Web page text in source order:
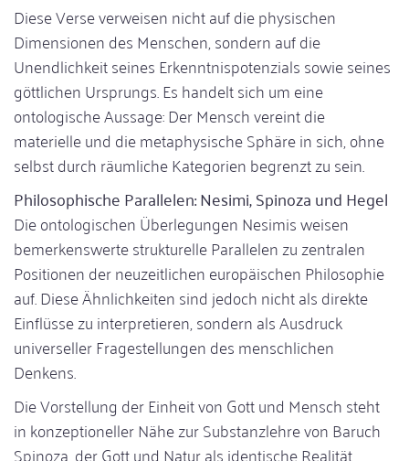
Diese Verse verweisen nicht auf die physischen
Dimensionen des Menschen, sondern auf die
Unendlichkeit seines Erkenntnispotenzials sowie seines
göttlichen Ursprungs. Es handelt sich um eine
ontologische Aussage: Der Mensch vereint die
materielle und die metaphysische Sphäre in sich, ohne
selbst durch räumliche Kategorien begrenzt zu sein.
Philosophische Parallelen: Nesimi, Spinoza und Hegel
Die ontologischen Überlegungen Nesimis weisen
bemerkenswerte strukturelle Parallelen zu zentralen
Positionen der neuzeitlichen europäischen Philosophie
auf. Diese Ähnlichkeiten sind jedoch nicht als direkte
Einflüsse zu interpretieren, sondern als Ausdruck
universeller Fragestellungen des menschlichen
Denkens.
Die Vorstellung der Einheit von Gott und Mensch steht
in konzeptioneller Nähe zur Substanzlehre von Baruch
Spinoza, der Gott und Natur als identische Realität